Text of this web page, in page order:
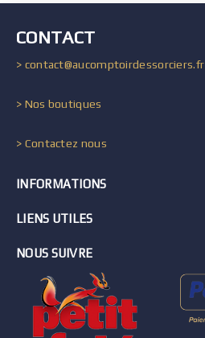
CONTACT
> contact@aucomptoirdessorciers.fr
> Nos boutiques
> Contactez nous
INFORMATIONS
LIENS UTILES
NOUS SUIVRE